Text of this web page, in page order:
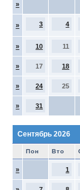
»
» 3 4
» 10 11
» 17 18
» 24 25
» 31
Сентябрь 2026
Пон Вто
» 1